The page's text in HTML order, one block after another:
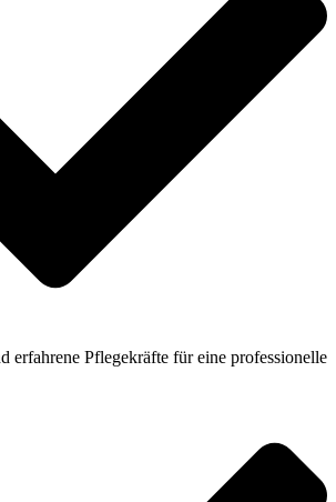
erfahrene Pflegekräfte für eine professionelle